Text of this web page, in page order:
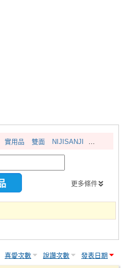
實用品 雙面 NIJISANJI
更多條件
喜愛次數 說讚次數 發表日期